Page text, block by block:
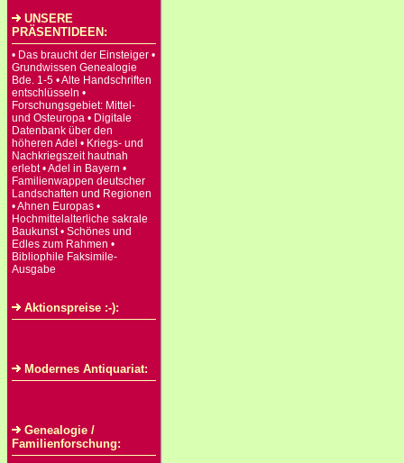
UNSERE
PRÄSENTIDEEN:
• Das braucht der Einsteiger •
Grundwissen Genealogie
Bde. 1-5 • Alte Handschriften
entschlüsseln •
Forschungsgebiet: Mittel-
und Osteuropa • Digitale
Datenbank über den
höheren Adel • Kriegs- und
Nachkriegszeit hautnah
erlebt • Adel in Bayern •
Familienwappen deutscher
Landschaften und Regionen
• Ahnen Europas •
Hochmittelalterliche sakrale
Baukunst • Schönes und
Edles zum Rahmen •
Bibliophile Faksimile-
Ausgabe
Aktionspreise :-):
Modernes Antiquariat:
Genealogie /
Familienforschung: